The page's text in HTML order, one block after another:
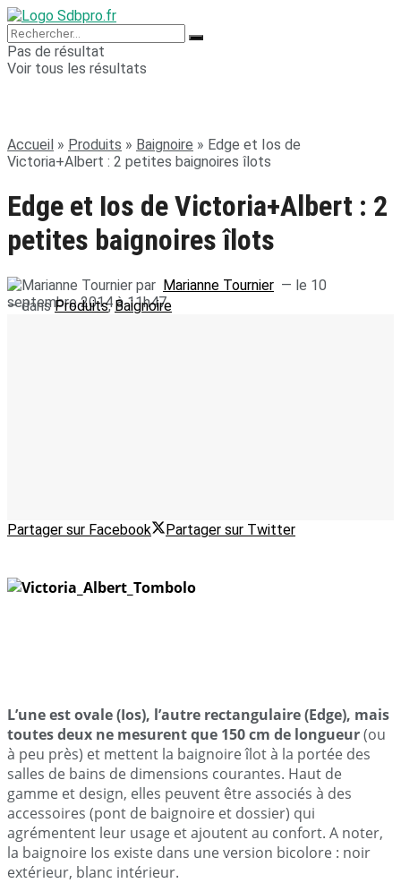
Pas de résultat
Voir tous les résultats
Accueil » Produits » Baignoire » Edge et Ios de
Victoria+Albert : 2 petites baignoires îlots
Edge et Ios de Victoria+Albert : 2
petites baignoires îlots
par Marianne Tournier — le 10
septembre 2014 à 11h47
— dansProduits,Baignoire
Partager sur Facebook Partager sur Twitter
L’une est ovale (Ios), l’autre rectangulaire (Edge), mais
toutes deux ne mesurent que 150 cm de longueur(ou
à peu près) et mettent la baignoire îlot à la portée des
salles de bains de dimensions courantes. Haut de
gamme et design, elles peuvent être associés à des
accessoires (pont de baignoire et dossier) qui
agrémentent leur usage et ajoutent au confort. A noter,
la baignoire Ios existe dans une version bicolore : noir
extérieur, blanc intérieur.